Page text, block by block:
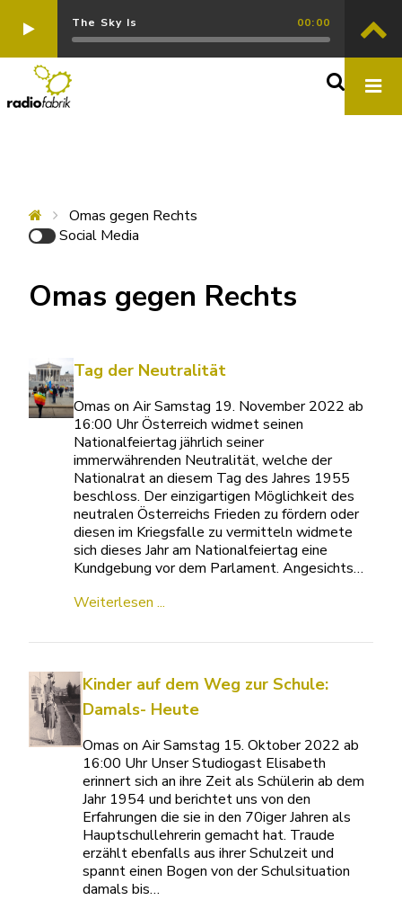
The Sky Is 00:00
Omas gegen Rechts
Social Media
Omas gegen Rechts
Tag der Neutralität
Omas on Air Samstag 19. November 2022 ab
16:00 Uhr Österreich widmet seinen
Nationalfeiertag jährlich seiner
immerwährenden Neutralität, welche der
Nationalrat an diesem Tag des Jahres 1955
beschloss. Der einzigartigen Möglichkeit des
neutralen Österreichs Frieden zu fördern oder
diesen im Kriegsfalle zu vermitteln widmete
sich dieses Jahr am Nationalfeiertag eine
Kundgebung vor dem Parlament. Angesichts…
Weiterlesen ...
Kinder auf dem Weg zur Schule:
Damals- Heute
Omas on Air Samstag 15. Oktober 2022 ab
16:00 Uhr Unser Studiogast Elisabeth
erinnert sich an ihre Zeit als Schülerin ab dem
Jahr 1954 und berichtet uns von den
Erfahrungen die sie in den 70iger Jahren als
Hauptschullehrerin gemacht hat. Traude
erzählt ebenfalls aus ihrer Schulzeit und
spannt einen Bogen von der Schulsituation
damals bis…